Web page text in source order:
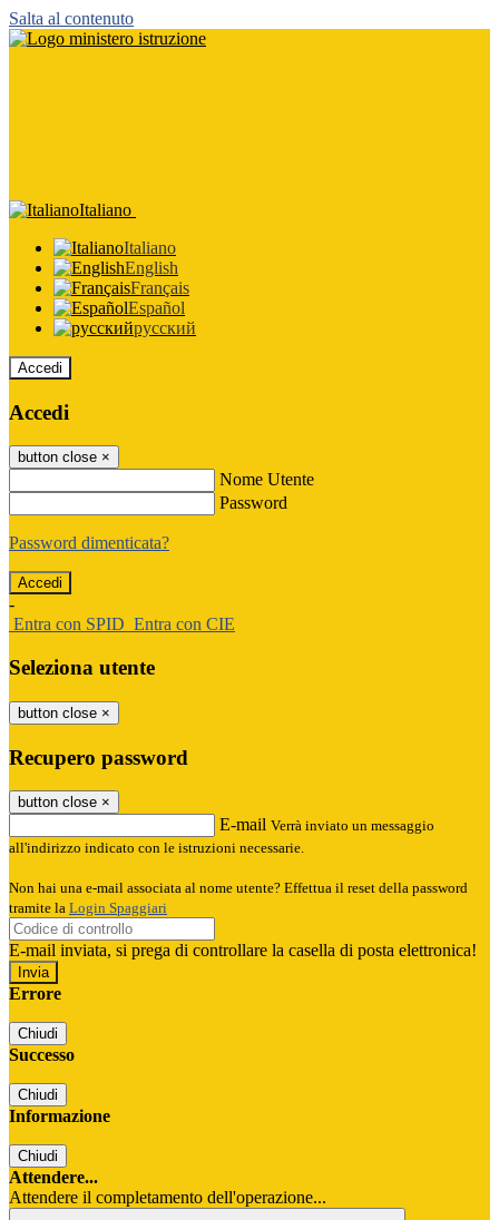
Salta al contenuto
Italiano
Italiano
English
Français
Español
русский
Accedi
Accedi
button close ×
Nome Utente
Password
Password dimenticata?
-
Entra con SPID Entra con CIE
Seleziona utente
button close ×
Recupero password
button close ×
E-mail Verrà inviato un messaggio
all'indirizzo indicato con le istruzioni necessarie.
Non hai una e-mail associata al nome utente? Effettua il reset della password
tramite la Login Spaggiari
E-mail inviata, si prega di controllare la casella di posta elettronica!
Errore
Chiudi
Successo
Chiudi
Informazione
Chiudi
Attendere...
Attendere il completamento dell'operazione...